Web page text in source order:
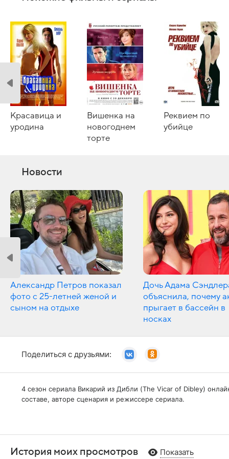
Красавица и
уродина
Вишенка на
новогоднем
торте
Реквием по
убийце
Новости
Александр Петров показал
фото с 25-летней женой и
сыном на отдыхе
Дочь Адама
объяснила, почему
прыгает в бассейн в
носках
Поделиться с друзьями:
4 сезон сериала Викарий из Дибли (The Vicar of Dibley)
составе, авторе сценария и режиссере сериала.
История моих просмотров Показать